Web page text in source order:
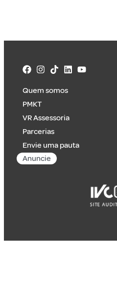
Quem somos
PMKT
VR Assessoria
Parcerias
Envie uma pauta
Anuncie